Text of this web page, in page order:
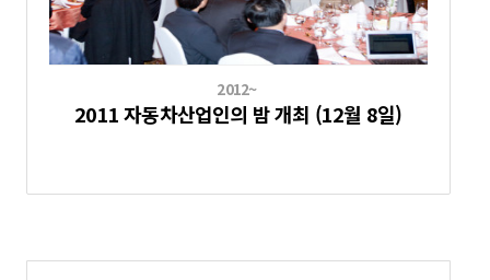
2012~
2011 자동차산업인의 밤 개최 (12월 8일)